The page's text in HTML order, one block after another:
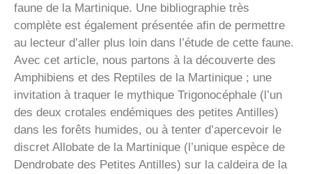
faune de la Martinique. Une bibliographie très
complète est également présentée afin de permettre
au lecteur d’aller plus loin dans l’étude de cette faune.
Avec cet article, nous partons à la découverte des
Amphibiens et des Reptiles de la Martinique ; une
invitation à traquer le mythique Trigonocéphale (l’un
des deux crotales endémiques des petites Antilles)
dans les forêts humides, ou à tenter d’apercevoir le
discret Allobate de la Martinique (l’unique espèce de
Dendrobate des Petites Antilles) sur la caldeira de la